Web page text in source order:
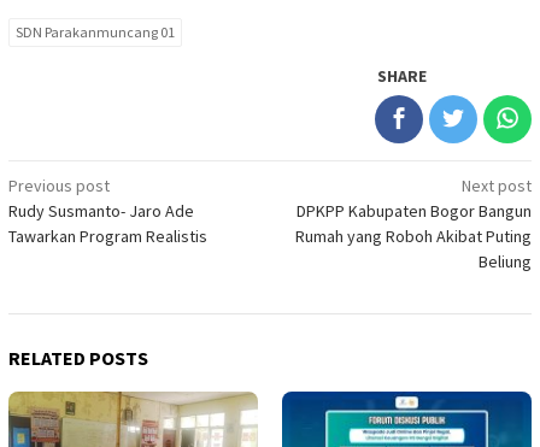
SDN Parakanmuncang 01
SHARE
Post
navigation
Previous post
Rudy Susmanto- Jaro Ade
Tawarkan Program Realistis
Next post
DPKPP Kabupaten Bogor Bangun
Rumah yang Roboh Akibat Puting
Beliung
RELATED POSTS